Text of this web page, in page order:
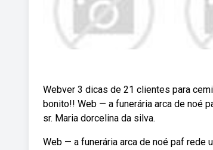
Webver 3 dicas de 21 clientes para
bonito!! Web — a funerária arca de noé
sr. Maria dorcelina da silva.
Web — a funerária arca de noé paf rede